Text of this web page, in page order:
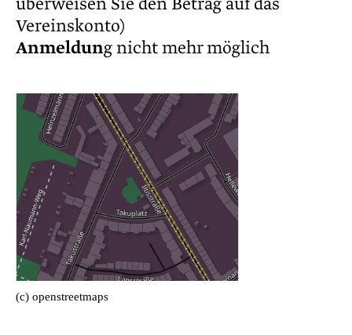
Vereinskonto)
Anmeldung nicht mehr möglich
(c) openstreetmaps